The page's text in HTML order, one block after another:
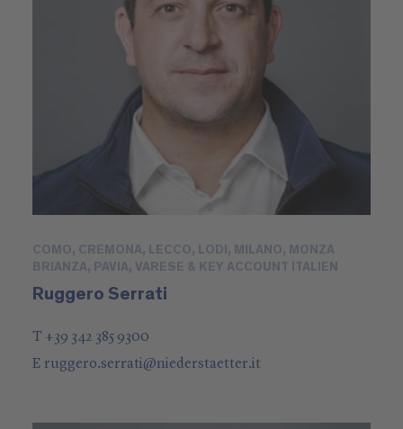
COMO, CREMONA, LECCO, LODI, MILANO, MONZA
BRIANZA, PAVIA, VARESE & KEY ACCOUNT ITALIEN
Ruggero Serrati
T +39 342 385 9300
E ruggero.serrati@niederstaetter.it